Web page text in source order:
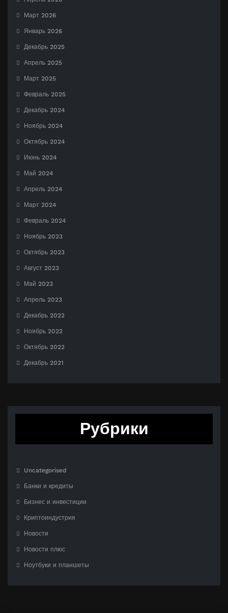
Март 2026
Январь 2026
Декабрь 2025
Апрель 2025
Март 2025
Февраль 2025
Декабрь 2024
Ноябрь 2024
Октябрь 2024
Июнь 2024
Май 2024
Апрель 2024
Март 2024
Февраль 2024
Ноябрь 2023
Октябрь 2023
Август 2023
Май 2023
Апрель 2023
Декабрь 2022
Ноябрь 2022
Октябрь 2022
Декабрь 2021
Рубрики
Uncategorised
Банки и кредиты
Бизнес и инвестиции
Криптоиндустрия
Новости
Новости плюс
Ноутбуки и планшеты